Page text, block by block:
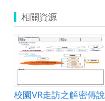
相關資源
校園VR走訪之解密傳說